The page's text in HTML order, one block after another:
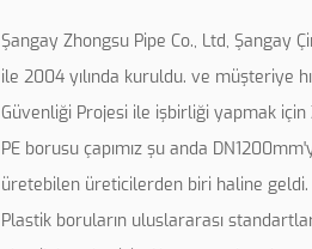
Şangay Zhongsu Pipe Co., Ltd, Şangay
ile 2004 yılında kuruldu. ve müşteriye
Güvenliği Projesi ile işbirliği yapmak için
PE borusu çapımız şu anda
üretebilen üreticilerden biri haline geldi.
Plastik boruların uluslararası